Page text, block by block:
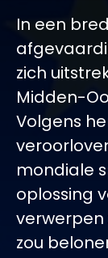
In een
zich
Midden-
Volgens
mondiale
oplossing
verwerpen
zou